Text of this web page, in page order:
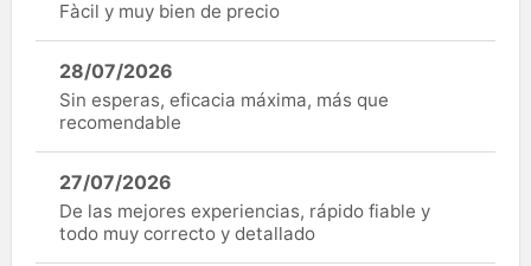
Fàcil y muy bien de precio
28/07/2026
Sin esperas, eficacia máxima, más que
recomendable
27/07/2026
De las mejores experiencias, rápido fiable y
todo muy correcto y detallado